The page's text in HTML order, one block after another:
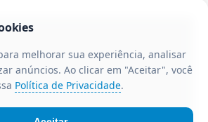
melhorar sua experiência, analisar
anúncios. Ao clicar em "Aceitar", você
Política de Privacidade.